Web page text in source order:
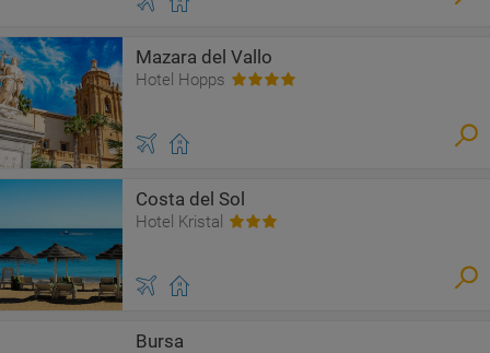
Mazara del Vallo
Hotel Hopps
Costa del Sol
Hotel Kristal
Bursa